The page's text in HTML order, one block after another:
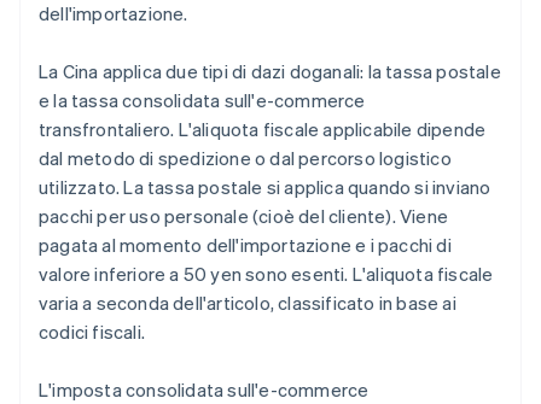
dell'importazione.
La Cina applica due tipi di dazi doganali: la tassa postale
e la tassa consolidata sull'e-commerce
transfrontaliero. L'aliquota fiscale applicabile dipende
dal metodo di spedizione o dal percorso logistico
utilizzato. La tassa postale si applica quando si inviano
pacchi per uso personale (cioè del cliente). Viene
pagata al momento dell'importazione e i pacchi di
valore inferiore a 50 yen sono esenti. L'aliquota fiscale
varia a seconda dell'articolo, classificato in base ai
codici fiscali.
L'imposta consolidata sull'e-commerce